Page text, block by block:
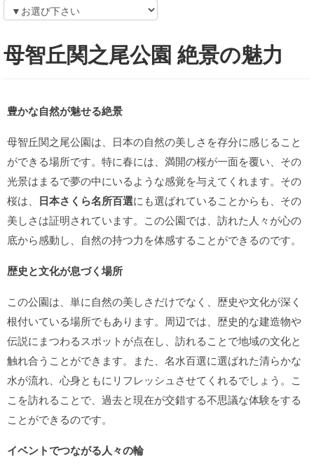
母智丘関之尾公園 絶景の魅力
豊かな自然が魅せる絶景
母智丘関之尾公園は、日本の自然の美しさを存分に感じること
ができる場所です。特に春には、満開の桜が一面を覆い、その
光景はまるで夢の中にいるような感覚を与えてくれます。その
桜は、 日本さくら名所百選にも選ばれていることからも、その
美しさは証明されています。この公園では、訪れた人々が心の
底から感動し、自然の持つ力を体感することができるのです。
歴史と文化が息づく場所
この公園は、単に自然の美しさだけでなく、歴史や文化が深く
根付いている場所でもあります。周辺では、歴史的な建造物や
伝説にまつわるスポットが点在し、訪れることで地域の文化と
触れ合うことができます。また、名水百選に選ばれた清らかな
水が流れ、心身ともにリフレッシュさせてくれるでしょう。こ
こを訪れることで、過去と現在が交錯する不思議な体験をする
ことができるのです。
イベントでつながる人々の輪